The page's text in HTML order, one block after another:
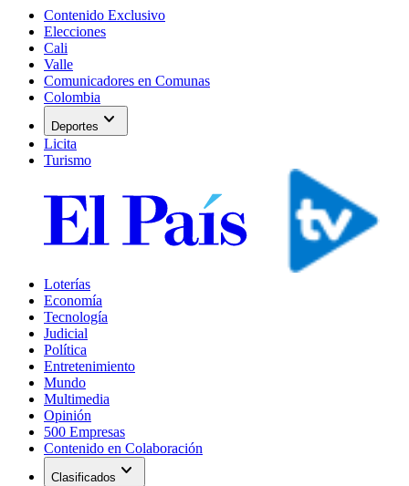
Contenido Exclusivo
Elecciones
Cali
Valle
Comunicadores en Comunas
Colombia
Deportes expand_more
Licita
Turismo
Loterías
Economía
Tecnología
Judicial
Política
Entretenimiento
Mundo
Multimedia
Opinión
500 Empresas
Contenido en Colaboración
Clasificados expand_more